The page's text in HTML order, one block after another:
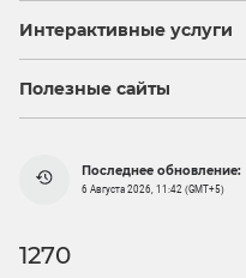
Интерактивные услуги
Полезные сайты
Последнее обновление:
6 Августа 2026, 11:42 (GMT+5)
1270